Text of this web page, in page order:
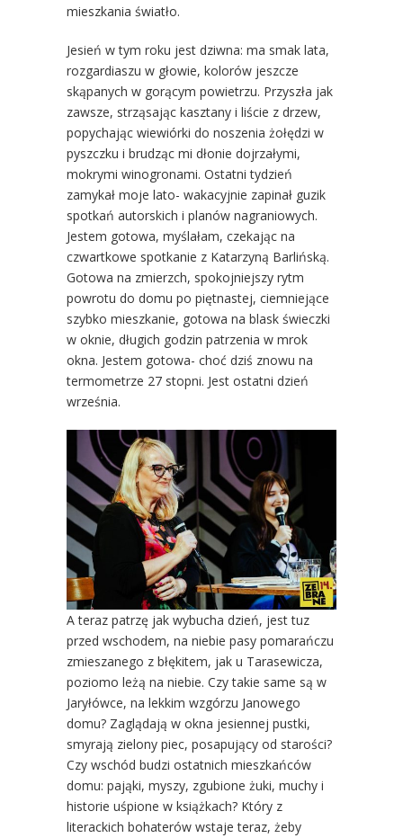
mieszkania światło.
Jesień w tym roku jest dziwna: ma smak lata,
rozgardiaszu w głowie, kolorów jeszcze
skąpanych w gorącym powietrzu. Przyszła jak
zawsze, strząsając kasztany i liście z drzew,
popychając wiewiórki do noszenia żołędzi w
pyszczku i brudząc mi dłonie dojrzałymi,
mokrymi winogronami. Ostatni tydzień
zamykał moje lato- wakacyjnie zapinał guzik
spotkań autorskich i planów nagraniowych.
Jestem gotowa, myślałam, czekając na
czwartkowe spotkanie z Katarzyną Barlińską.
Gotowa na zmierzch, spokojniejszy rytm
powrotu do domu po piętnastej, ciemniejące
szybko mieszkanie, gotowa na blask świeczki
w oknie, długich godzin patrzenia w mrok
okna. Jestem gotowa- choć dziś znowu na
termometrze 27 stopni. Jest ostatni dzień
września.
A teraz patrzę jak wybucha dzień, jest tuz
przed wschodem, na niebie pasy pomarańczu
zmieszanego z błękitem, jak u Tarasewicza,
poziomo leżą na niebie. Czy takie same są w
Jaryłówce, na lekkim wzgórzu Janowego
domu? Zaglądają w okna jesiennej pustki,
smyrają zielony piec, posapujący od starości?
Czy wschód budzi ostatnich mieszkańców
domu: pająki, myszy, zgubione żuki, muchy i
historie uśpione w książkach? Który z
literackich bohaterów wstaje teraz, żeby